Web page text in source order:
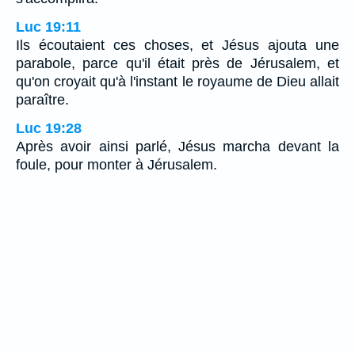
Luc 19:11
Ils écoutaient ces choses, et Jésus ajouta une
parabole, parce qu'il était près de Jérusalem, et
qu'on croyait qu'à l'instant le royaume de Dieu allait
paraître.
Luc 19:28
Après avoir ainsi parlé, Jésus marcha devant la
foule, pour monter à Jérusalem.